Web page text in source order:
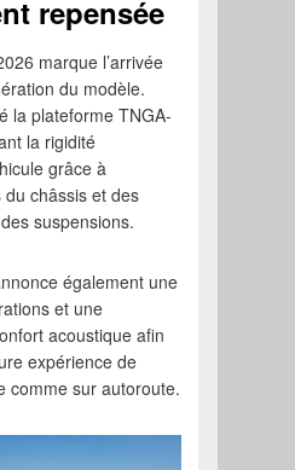
repensée
marque l’arrivée
du modèle.
la plateforme TNGA-
la rigidité
grâce à
châssis et des
suspensions.
également une
et une
acoustique afin
expérience de
comme sur autoroute.